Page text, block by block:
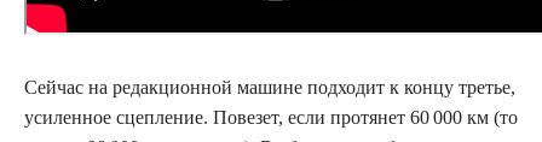
Сейчас на редакционной машине подходит к концу третье,
усиленное сцепление. Повезет, если протянет 60 000 км (то